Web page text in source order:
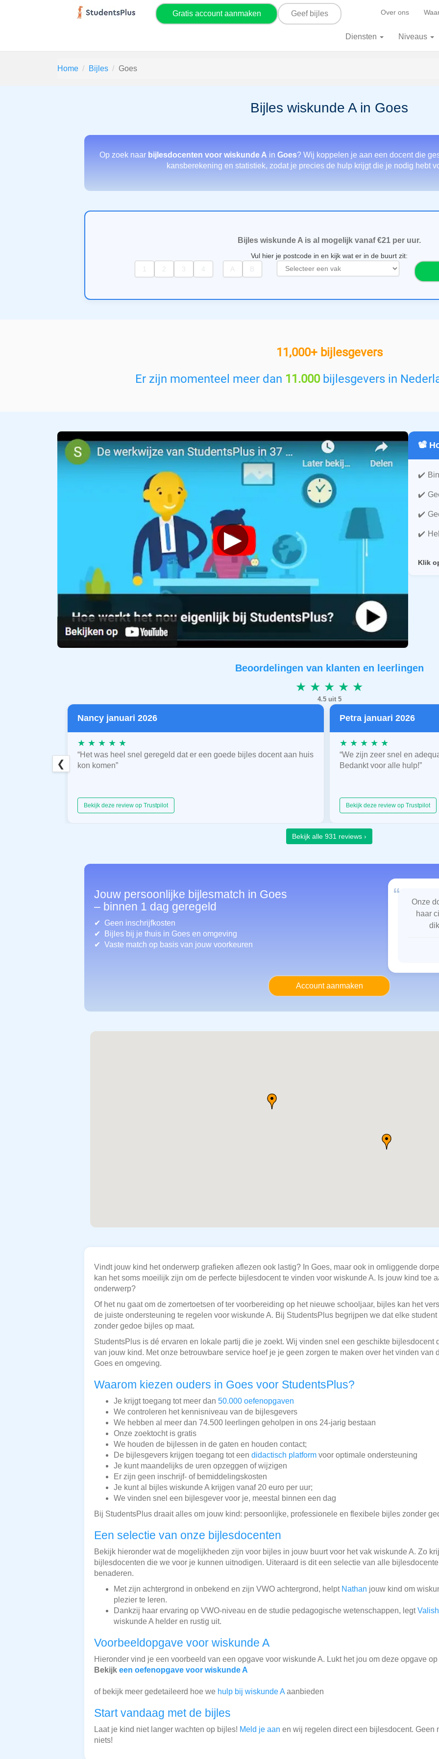
Gratis account aanmaken Geef bijles Over ons
Diensten Niveaus
Home Bijles Goes
Bijles wiskunde A in Goes
Op zoek naar bijlesdocenten voor wiskunde A in Goes? Wij koppelen je aan een docent die
kansberekening en statistiek, zodat je precies de hulp krijgt die je nodig hebt
Bijles wiskunde A is al mogelijk vanaf €21 per uur.
Vul hier je postcode in en kijk wat er in de buurt zit:
e
e
n
11,000+ bijlesgevers
Er zijn momenteel meer dan 11.000bijlesgevers in
▶
📽️
Klik
Beoordelingen van klanten en leerlingen
★ ★ ★ ★ ★
4.5 uit 5
Nancy januari 2026
★ ★ ★ ★ ★
“Het was heel snel geregeld dat er een goede bijles docent aan huis
kon komen”
Bekijk deze review op Trustpilot
Petra januari 2026
★ ★ ★ ★ ★
“We zijn zeer snel en
Bedankt voor alle hulp!”
Bekijk deze review op Trustpilot
❮
Bekijk alle 931 reviews ›
Jouw persoonlijke bijlesmatch in Goes
– binnen 1 dag geregeld
Geen inschrijfkosten
Bijles bij je thuis in Goes en omgeving
Vaste match op basis van jouw voorkeuren
“
Onze
haar
Account aanmaken
Vindt jouw kind het onderwerp grafieken aflezen ook lastig? In Goes, maar ook in omliggende
kan het soms moeilijk zijn om de perfecte bijlesdocent te vinden voor wiskunde A. Is jouw kind toe
onderwerp?
Of het nu gaat om de zomertoetsen of ter voorbereiding op het nieuwe schooljaar, bijles kan het
de juiste ondersteuning te regelen voor wiskunde A. Bij StudentsPlus begrijpen we dat elke
zonder gedoe bijles op maat.
StudentsPlus is dé ervaren en lokale partij die je zoekt. Wij vinden snel een geschikte bijlesdocent
van jouw kind. Met onze betrouwbare service hoef je je geen zorgen te maken over het vinden van
Goes en omgeving.
Waarom kiezen ouders in Goes voor StudentsPlus?
Je krijgt toegang tot meer dan 50.000 oefenopgaven
We controleren het kennisniveau van de bijlesgevers
We hebben al meer dan 74.500 leerlingen geholpen in ons 24-jarig bestaan
Onze zoektocht is gratis
We houden de bijlessen in de gaten en houden contact;
De bijlesgevers krijgen toegang tot een didactisch platform voor optimale ondersteuning
Je kunt maandelijks de uren opzeggen of wijzigen
Er zijn geen inschrijf- of bemiddelingskosten
Je kunt al bijles wiskunde A krijgen vanaf 20 euro per uur;
We vinden snel een bijlesgever voor je, meestal binnen een dag
Bij StudentsPlus draait alles om jouw kind: persoonlijke, professionele en flexibele bijles zonder
Een selectie van onze bijlesdocenten
Bekijk hieronder wat de mogelijkheden zijn voor bijles in jouw buurt voor het vak wiskunde A. Zo
bijlesdocenten die we voor je kunnen uitnodigen. Uiteraard is dit een selectie van alle
benaderen.
Met zijn achtergrond in onbekend en zijn VWO achtergrond, helpt Nathan jouw kind om
plezier te leren.
Dankzij haar ervaring op VWO-niveau en de studie pedagogische wetenschappen, legt
wiskunde A helder en rustig uit.
Voorbeeldopgave voor wiskunde A
Hieronder vind je een voorbeeld van een opgave voor wiskunde A. Lukt het jou om deze opgave
Bekijk een oefenopgave voor wiskunde A
of bekijk meer gedetaileerd hoe we hulp bij wiskunde A aanbieden
Start vandaag met de bijles
Laat je kind niet langer wachten op bijles! Meld je aan en wij regelen direct een bijlesdocent. Geen
niets!